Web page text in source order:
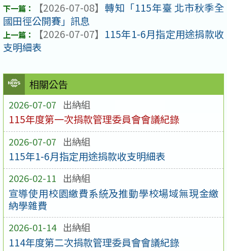
相關公告
2026-07-07 出納組
115年度第一次捐款管理委員會會議紀錄
2026-07-07 出納組
115年1-6月指定用途捐款收支明細表
2026-02-11 出納組
宣導使用校園繳費系統及推動學校場域無現金繳
納學雜費
2026-01-14 出納組
114年度第二次捐款管理委員會會議紀錄
【2026-07-08】 轉知「115年臺 北市秋季全
國田徑公開賽」訊息
【2026-07-07】 115年1-6月指定用途捐款收
支明細表